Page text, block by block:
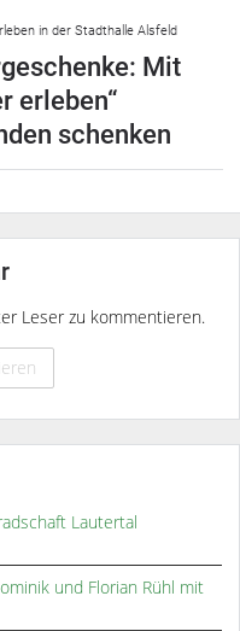
in der Stadthalle Alsfeld
Mit
erleben“
schenken
Leser zu kommentieren.
Lautertal
und Florian Rühl mit